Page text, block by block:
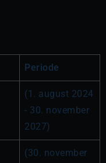
Periode
(1. august 2024
- 30. november
2027)
(30. november